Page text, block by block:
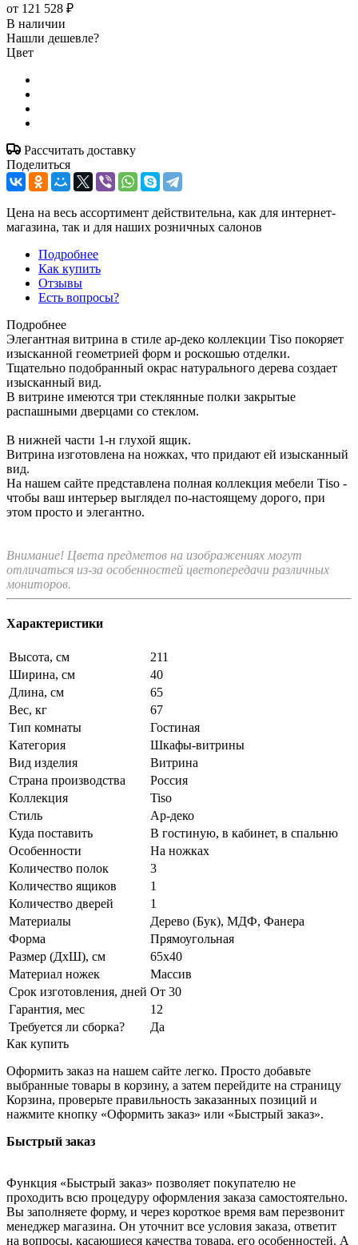
от 121 528 ₽
В наличии
Нашли дешевле?
Цвет
Рассчитать доставку
Поделиться
Цена на весь ассортимент действительна, как для интернет-
магазина, так и для наших розничных салонов
Подробнее
Как купить
Отзывы
Есть вопросы?
Подробнее
Элегантная витрина в стиле ар-деко коллекции Тiso покоряет
изысканной геометрией форм и роскошью отделки.
Тщательно подобранный окрас натурального дерева создает
изысканный вид.
В витрине имеются три стеклянные полки закрытые
распашными дверцами со стеклом.
В нижней части 1-н глухой ящик.
Витрина изготовлена на ножках, что придают ей изысканный
вид.
На нашем сайте представлена полная коллекция мебели Тiso -
чтобы ваш интерьер выглядел по-настоящему дорого, при
этом просто и элегантно.
Внимание! Цвета предметов на изображениях могут
отличаться из-за особенностей цветопередачи различных
мониторов.
Характеристики
Высота, см
211
Ширина, см
40
Длина, см
65
Вес, кг
67
Тип комнаты
Гостиная
Категория
Шкафы-витрины
Вид изделия
Витрина
Страна производства
Россия
Коллекция
Tiso
Стиль
Ар-деко
Куда поставить
В гостиную, в кабинет, в спальню
Особенности
На ножках
Количество полок
3
Количество ящиков
1
Количество дверей
1
Материалы
Дерево (Бук), МДФ, Фанера
Форма
Прямоугольная
Размер (ДхШ), см
65х40
Материал ножек
Массив
Срок изготовления, дней От 30
Гарантия, мес
12
Требуется ли сборка?
Да
Как купить
Оформить заказ на нашем сайте легко. Просто добавьте
выбранные товары в корзину, а затем перейдите на страницу
Корзина, проверьте правильность заказанных позиций и
нажмите кнопку «Оформить заказ» или «Быстрый заказ».
Быстрый заказ
Функция «Быстрый заказ» позволяет покупателю не
проходить всю процедуру оформления заказа самостоятельно.
Вы заполняете форму, и через короткое время вам перезвонит
менеджер магазина. Он уточнит все условия заказа, ответит
на вопросы, касающиеся качества товара, его особенностей. А